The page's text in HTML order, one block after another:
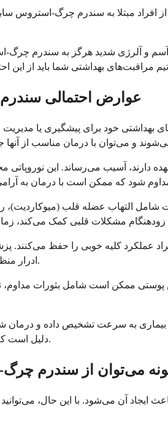
افراد مبتلا به سندرم چرگ-استروس
آسم و آلرژی شدید هرگز به سندرم
عوارض احتمالی
بهداشتی خود برای پیشگیری یا مدیریت
آسیب می‌رساند. این
التهاب عضله قلب (میوکاردیت)،
عملکرد کلیه خوبی را حفظ
ادرار منظم، سلامت کلیه شما را کنترل می‌کند.
ممکن است شامل بثورات مداوم،
به سرعت تشخیص داده و درمان
دلیل است که تشخیص زودهنگام بسیار مهم است.
می‌توان از سندرم
ایجاد آن می‌شود. با این حال،